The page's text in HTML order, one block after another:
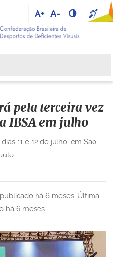
A+ A-
pela terceira vez
IBSA em julho
publicado há 6 meses, Última
há 6 meses
11 e 12 de julho, em São